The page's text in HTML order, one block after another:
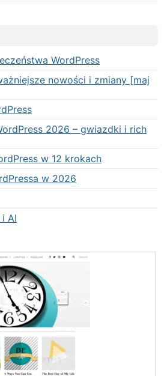
WordPress
nowości i zmiany [maj
2026 – gwiazdki i rich
w 12 krokach
w 2026
AI